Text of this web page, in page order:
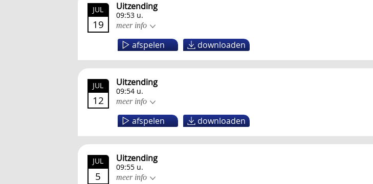
JUL
19
Uitzending
09:53 u.
meer info
afspelen downloaden
JUL
12
Uitzending
09:54 u.
meer info
afspelen downloaden
JUL
5
Uitzending
09:55 u.
meer info